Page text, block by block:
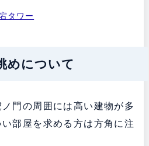
タワー
めについて
門の周囲には高い建物が多
部屋を求める方は方角に注